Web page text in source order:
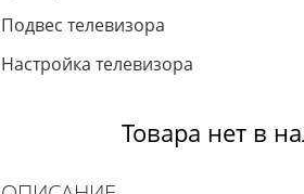
Подвес телевизора
Настройка телевизора
Товара нет в